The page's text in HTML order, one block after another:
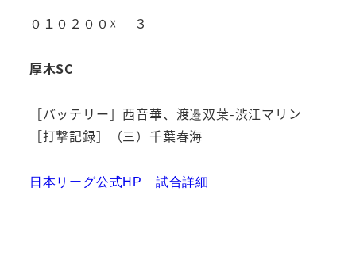
０１０２００☓ ３
厚木SC
［バッテリー］西音華、渡邉双葉-渋江マリン
［打撃記録］（三）千葉春海
日本リーグ公式HP 試合詳細